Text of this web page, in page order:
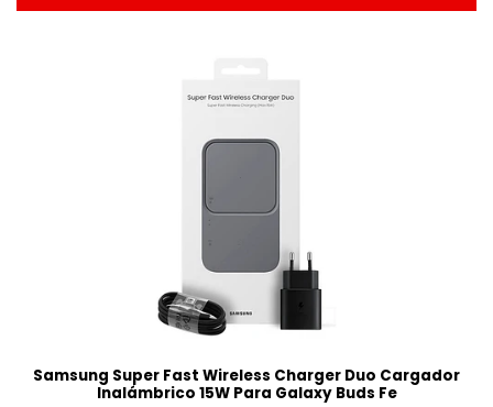
Samsung Super Fast Wireless Charger Duo Cargador
Inalámbrico 15W Para Galaxy Buds Fe